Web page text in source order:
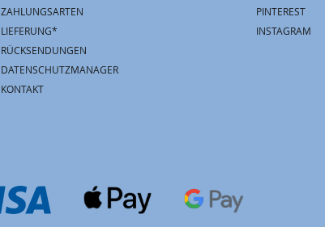
ZAHLUNGSARTEN
LIEFERUNG*
RÜCKSENDUNGEN
DATENSCHUTZMANAGER
KONTAKT
PINTEREST
INSTAGRAM